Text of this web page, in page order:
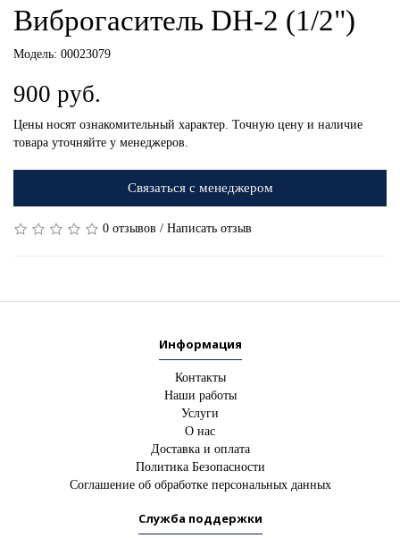
Виброгаситель DH-2 (1/2")
Модель: 00023079
900 руб.
Цены носят ознакомительный характер. Точную цену и наличие
товара уточняйте у менеджеров.
Связаться с менеджером
0 отзывов / Написать отзыв
Информация
Контакты
Наши работы
Услуги
О нас
Доставка и оплата
Политика Безопасности
Соглашение об обработке персональных данных
Служба поддержки